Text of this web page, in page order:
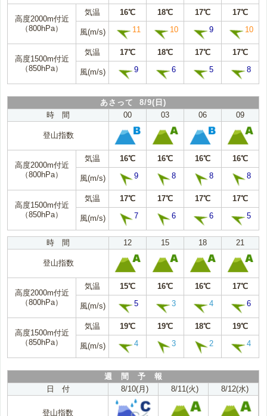
高度2000m付近
（800hPa）
気温 16℃ 18℃ 17℃ 17℃
風(m/s) 11 10 9 10
高度1500m付近
（850hPa）
気温 17℃ 18℃ 17℃ 17℃
風(m/s) 9 6 5 8
あさって 8/9(日)
時 間
00 03 06 09
登山指数
高度2000m付近
（800hPa）
気温 16℃ 16℃ 16℃ 16℃
風(m/s) 9 8 8 8
高度1500m付近
（850hPa）
気温 17℃ 17℃ 17℃ 17℃
風(m/s) 7 6 6 5
時 間 12 15 18 21
登山指数
高度2000m付近
（800hPa）
気温 15℃ 16℃ 16℃ 17℃
風(m/s) 5 3 4 6
高度1500m付近
（850hPa）
気温 19℃ 19℃ 18℃ 19℃
風(m/s) 4 3 2 4
週 間 予 報
日 付
8/10(月) 8/11(火) 8/12(水)
登山指数